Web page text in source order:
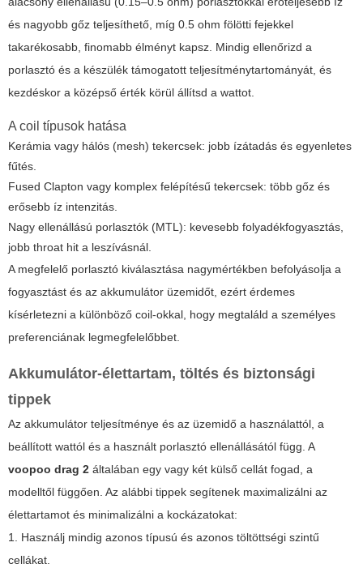
és nagyobb gőz teljesíthető, míg 0.5 ohm fölötti fejekkel
takarékosabb, finomabb élményt kapsz. Mindig ellenőrizd a
porlasztó és a készülék támogatott teljesítménytartományát, és
kezdéskor a középső érték körül állítsd a wattot.
A coil típusok hatása
Kerámia vagy hálós (mesh) tekercsek: jobb ízátadás és egyenletes
fűtés.
Fused Clapton vagy komplex felépítésű tekercsek: több gőz és
erősebb íz intenzitás.
Nagy ellenállású porlasztók (MTL): kevesebb folyadékfogyasztás,
jobb throat hit a leszívásnál.
A megfelelő porlasztó kiválasztása nagymértékben befolyásolja a
fogyasztást és az akkumulátor üzemidőt, ezért érdemes
kísérletezni a különböző coil-okkal, hogy megtaláld a személyes
preferenciának legmegfelelőbbet.
Akkumulátor-élettartam, töltés és biztonsági
tippek
Az akkumulátor teljesítménye és az üzemidő a használattól, a
beállított wattól és a használt porlasztó ellenállásától függ. A
voopoo drag 2 általában egy vagy két külső cellát fogad, a
modelltől függően. Az alábbi tippek segítenek maximalizálni az
élettartamot és minimalizálni a kockázatokat:
1. Használj mindig azonos típusú és azonos töltöttségi szintű
cellákat.